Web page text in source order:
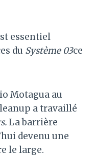
essentiel
du Système 03ce
Motagua au
a travaillé
La barrière
devenu une
le large.